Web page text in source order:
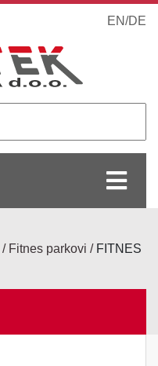
EN/DE
Fitnes parkovi
FITNES